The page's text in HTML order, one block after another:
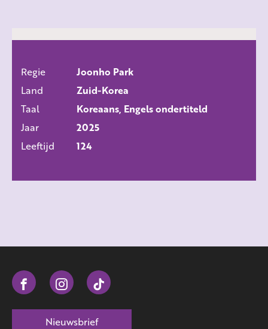
Regie
Joonho Park
Land
Zuid-Korea
Taal
Koreaans, Engels ondertiteld
Jaar
2025
Leeftijd
124
Nieuwsbrief